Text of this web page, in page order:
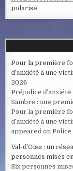
polarisé
Pour la première
d’anxiété à une
2026
Préjudice
Sambre : une
Pour la première
d’anxiété à une
appeared on Police
Val-d’Oise : un
personnes mises
Six personnes